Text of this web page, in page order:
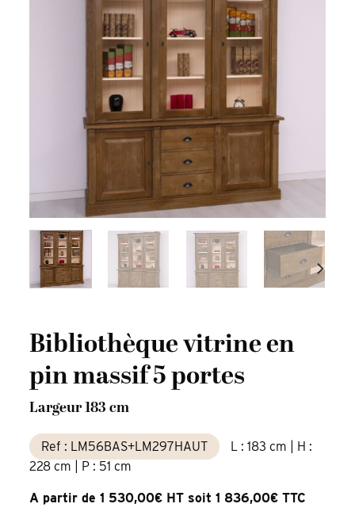
Ajouter à
la liste d’envies
Bibliothèque vitrine en
pin massif 5 portes
Largeur 183 cm
Ref : LM56BAS+LM297HAUT
L : 183 cm | H :
228 cm | P : 51 cm
A partir de 1 530,00€ HT soit 1 836,00€ TTC